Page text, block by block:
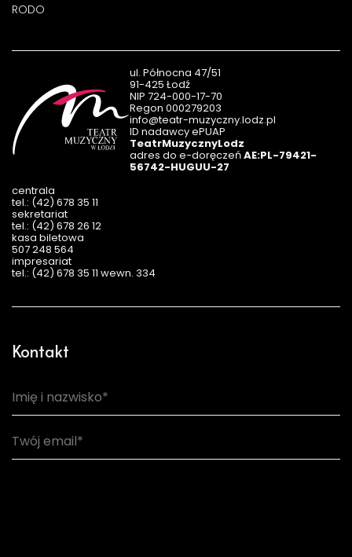
RODO
ul. Północna 47/51
91-425 Łodź
NIP 724-000-17-70
Regon 000279203
info@teatr-muzyczny.lodz.pl
ID nadawcy ePUAP
TeatrMuzycznyLodz
adres do e-doręczeńAE:PL-79421-
56742-HUGUU-27
centrala
tel.: (42) 678 35 11
sekretariat
tel.: (42) 678 26 12
kasa biletowa
507 248 564
impresariat
tel.: (42) 678 35 11 wewn. 334
Kontakt